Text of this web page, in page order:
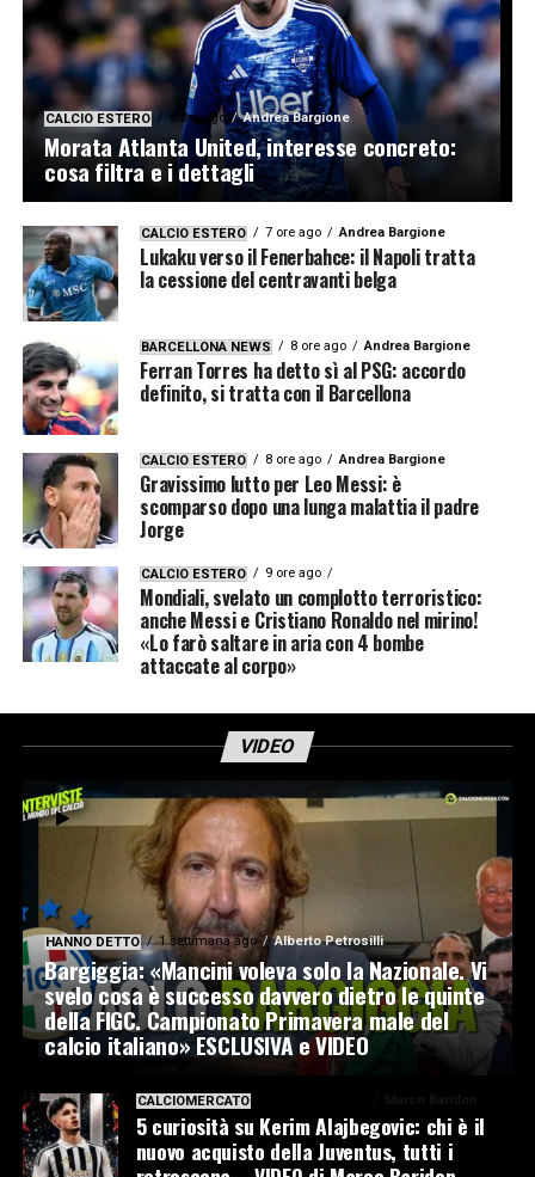
CALCIO ESTERO 6 ore ago Andrea Bargione
Morata Atlanta United, interesse concreto:
cosa filtra e i dettagli
CALCIO ESTERO 7 ore ago Andrea Bargione
Lukaku verso il Fenerbahce: il Napoli tratta
la cessione del centravanti belga
BARCELLONA NEWS 8 ore ago Andrea Bargione
Ferran Torres ha detto sì al PSG: accordo
definito, si tratta con il Barcellona
CALCIO ESTERO 8 ore ago Andrea Bargione
Gravissimo lutto per Leo Messi: è
scomparso dopo una lunga malattia il padre
Jorge
CALCIO ESTERO 9 ore ago
Mondiali, svelato un complotto terroristico:
anche Messi e Cristiano Ronaldo nel mirino!
«Lo farò saltare in aria con 4 bombe
attaccate al corpo»
VIDEO
HANNO DETTO 1 settimana ago Alberto Petrosilli
Bargiggia: «Mancini voleva solo la Nazionale. Vi
svelo cosa è successo davvero dietro le quinte
della FIGC. Campionato Primavera male del
calcio italiano» ESCLUSIVA e VIDEO
CALCIOMERCATO
5 curiosità su Kerim Alajbegovic: chi è il
nuovo acquisto della Juventus, tutti i